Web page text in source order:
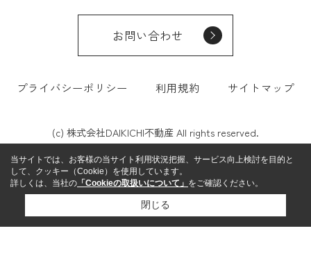
お問い合わせ
プライバシーポリシー 利用規約 サイトマップ
(c) 株式会社DAIKICHI不動産 All rights reserved.
当サイトでは、お客様の当サイト利用状況把握、サービス向上検討を目的と
して、クッキー（Cookie）を使用しています。
詳しくは、当社の 「Cookieの取扱いについて」 をご確認ください。
閉じる